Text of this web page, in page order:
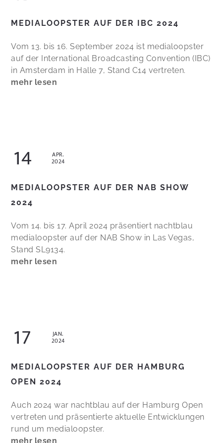
MEDIALOOPSTER AUF DER IBC 2024
Vom 13. bis 16. September 2024 ist medialoopster
auf der International Broadcasting Convention (IBC)
in Amsterdam in Halle 7, Stand C14 vertreten.
mehr lesen
APR.
14 2024
MEDIALOOPSTER AUF DER NAB SHOW
2024
Vom 14. bis 17. April 2024 präsentiert nachtblau
medialoopster auf der NAB Show in Las Vegas,
Stand SL9134.
mehr lesen
JAN.
17 2024
MEDIALOOPSTER AUF DER HAMBURG
OPEN 2024
Auch 2024 war nachtblau auf der Hamburg Open
vertreten und präsentierte aktuelle Entwicklungen
rund um medialoopster.
mehr lesen